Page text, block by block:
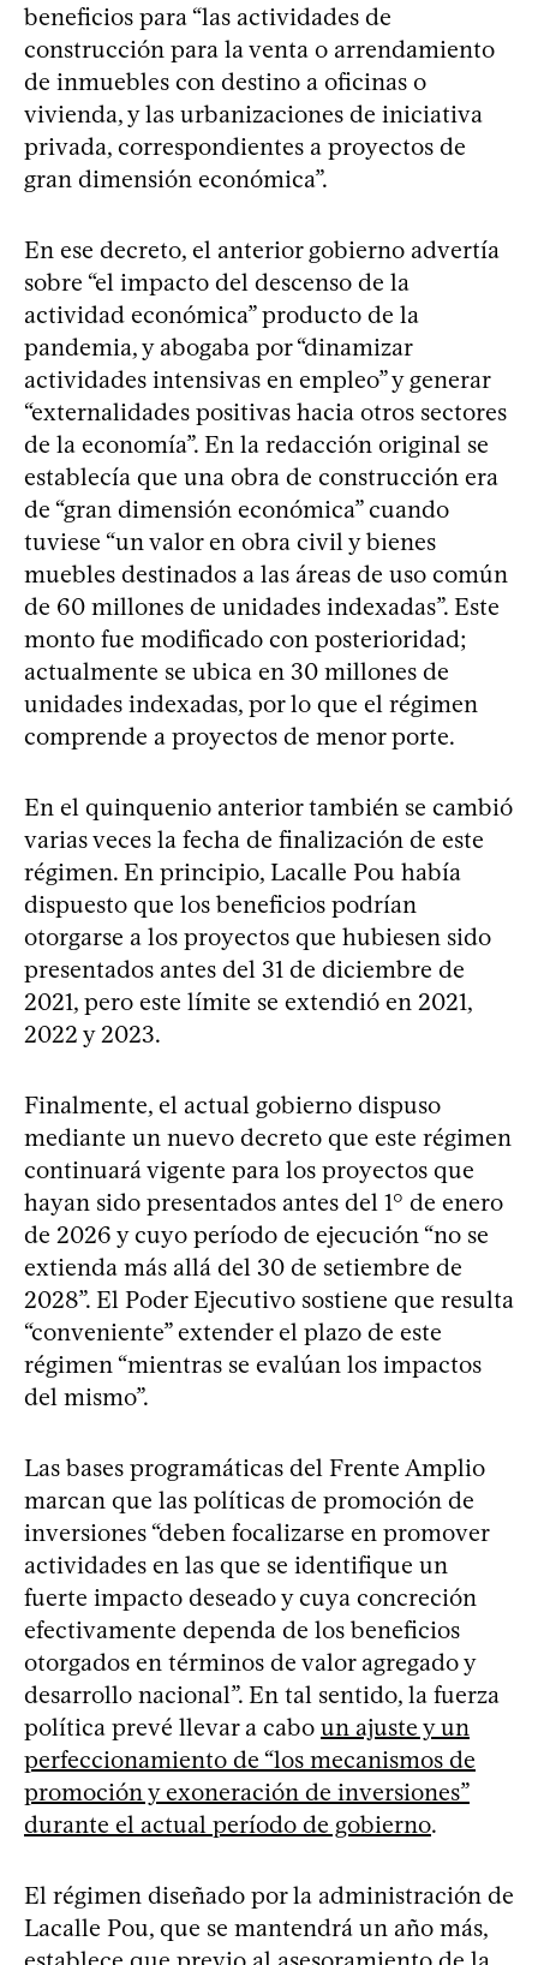
beneficios para “las actividades de
construcción para la venta o arrendamiento
de inmuebles con destino a oficinas o
vivienda, y las urbanizaciones de iniciativa
privada, correspondientes a proyectos de
gran dimensión económica”.
En ese decreto, el anterior gobierno advertía
sobre “el impacto del descenso de la
actividad económica” producto de la
pandemia, y abogaba por “dinamizar
actividades intensivas en empleo” y generar
“externalidades positivas hacia otros sectores
de la economía”. En la redacción original se
establecía que una obra de construcción era
de “gran dimensión económica” cuando
tuviese “un valor en obra civil y bienes
muebles destinados a las áreas de uso común
de 60 millones de unidades indexadas”. Este
monto fue modificado con posterioridad;
actualmente se ubica en 30 millones de
unidades indexadas, por lo que el régimen
comprende a proyectos de menor porte.
En el quinquenio anterior también se cambió
varias veces la fecha de finalización de este
régimen. En principio, Lacalle Pou había
dispuesto que los beneficios podrían
otorgarse a los proyectos que hubiesen sido
presentados antes del 31 de diciembre de
2021, pero este límite se extendió en 2021,
2022 y 2023.
Finalmente, el actual gobierno dispuso
mediante un nuevo decreto que este régimen
continuará vigente para los proyectos que
hayan sido presentados antes del 1° de enero
de 2026 y cuyo período de ejecución “no se
extienda más allá del 30 de setiembre de
2028”. El Poder Ejecutivo sostiene que resulta
“conveniente” extender el plazo de este
régimen “mientras se evalúan los impactos
del mismo”.
Las bases programáticas del Frente Amplio
marcan que las políticas de promoción de
inversiones “deben focalizarse en promover
actividades en las que se identifique un
fuerte impacto deseado y cuya concreción
efectivamente dependa de los beneficios
otorgados en términos de valor agregado y
desarrollo nacional”. En tal sentido, la fuerza
política prevé llevar a cabo un ajuste y un
perfeccionamiento de “los mecanismos de
promoción y exoneración de inversiones”
durante el actual período de gobierno.
El régimen diseñado por la administración de
Lacalle Pou, que se mantendrá un año más,